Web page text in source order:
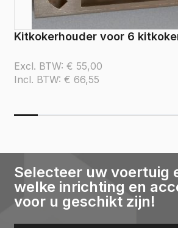
Kitkokerhouder voor 6
Excl. BTW: € 55,00
Incl. BTW: € 66,55
Selecteer uw voertuig
welke inrichting en
voor u geschikt zijn!